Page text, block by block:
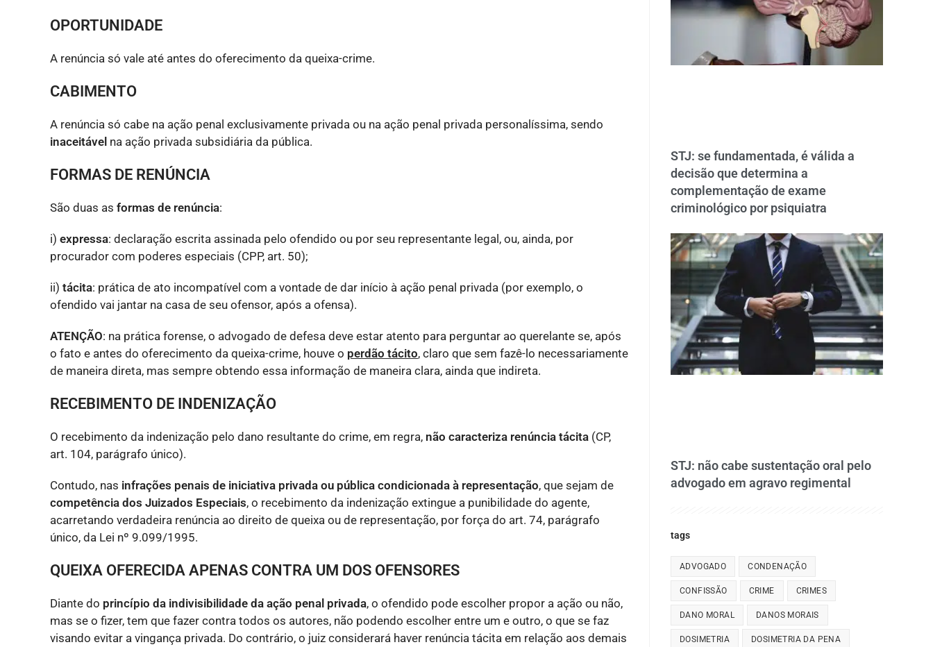
OPORTUNIDADE
A renúncia só vale até antes do oferecimento da queixa-crime.
CABIMENTO
A renúncia só cabe na ação penal exclusivamente privada ou na ação penal privada personalíssima, sendo
inaceitável na ação privada subsidiária da pública.
FORMAS DE RENÚNCIA
São duas as formas de renúncia:
i) expressa: declaração escrita assinada pelo ofendido ou por seu representante legal, ou, ainda, por
procurador com poderes especiais (CPP, art. 50);
ii) tácita: prática de ato incompatível com a vontade de dar início à ação penal privada (por exemplo, o
ofendido vai jantar na casa de seu ofensor, após a ofensa).
ATENÇÃO: na prática forense, o advogado de defesa deve estar atento para perguntar ao querelante se, após
o fato e antes do oferecimento da queixa-crime, houve o perdão tácito, claro que sem fazê-lo necessariamente
de maneira direta, mas sempre obtendo essa informação de maneira clara, ainda que indireta.
RECEBIMENTO DE INDENIZAÇÃO
O recebimento da indenização pelo dano resultante do crime, em regra, não caracteriza renúncia tácita (CP,
art. 104, parágrafo único).
Contudo, nas infrações penais de iniciativa privada ou pública condicionada à representação, que sejam de
competência dos Juizados Especiais, o recebimento da indenização extingue a punibilidade do agente,
acarretando verdadeira renúncia ao direito de queixa ou de representação, por força do art. 74, parágrafo
único, da Lei nº 9.099/1995.
QUEIXA OFERECIDA APENAS CONTRA UM DOS OFENSORES
Diante do princípio da indivisibilidade da ação penal privada, o ofendido pode escolher propor a ação ou não,
mas se o fizer, tem que fazer contra todos os autores, não podendo escolher entre um e outro, o que se faz
visando evitar a vingança privada. Do contrário, o juiz considerará haver renúncia tácita em relação aos demais
STJ: se fundamentada, é válida a
decisão que determina a
complementação de exame
criminológico por psiquiatra
STJ: não cabe sustentação oral pelo
advogado em agravo regimental
tags
ADVOGADO CONDENAÇÃO
CONFISSÃO CRIME CRIMES
DANO MORAL DANOS MORAIS
DOSIMETRIA DOSIMETRIA DA PENA